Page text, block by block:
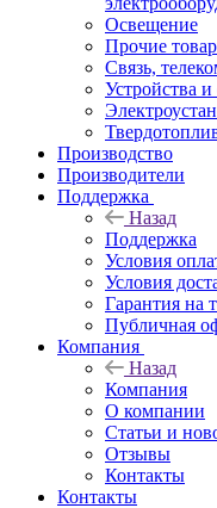
Освещение
Прочие
Связь,
Устройства и
Производство
Производители
Поддержка
Назад
Поддержка
Условия
Условия
Гарантия на
Публичная
Компания
Назад
Компания
О компании
Статьи и
Отзывы
Контакты
Контакты